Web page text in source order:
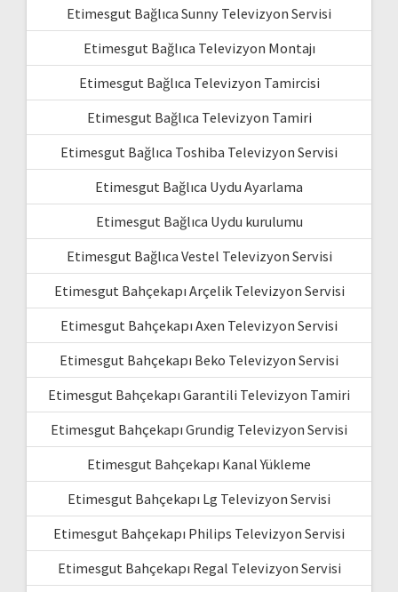
Etimesgut Bağlıca Sunny Televizyon Servisi
Etimesgut Bağlıca Televizyon Montajı
Etimesgut Bağlıca Televizyon Tamircisi
Etimesgut Bağlıca Televizyon Tamiri
Etimesgut Bağlıca Toshiba Televizyon Servisi
Etimesgut Bağlıca Uydu Ayarlama
Etimesgut Bağlıca Uydu kurulumu
Etimesgut Bağlıca Vestel Televizyon Servisi
Etimesgut Bahçekapı Arçelik Televizyon Servisi
Etimesgut Bahçekapı Axen Televizyon Servisi
Etimesgut Bahçekapı Beko Televizyon Servisi
Etimesgut Bahçekapı Garantili Televizyon Tamiri
Etimesgut Bahçekapı Grundig Televizyon Servisi
Etimesgut Bahçekapı Kanal Yükleme
Etimesgut Bahçekapı Lg Televizyon Servisi
Etimesgut Bahçekapı Philips Televizyon Servisi
Etimesgut Bahçekapı Regal Televizyon Servisi